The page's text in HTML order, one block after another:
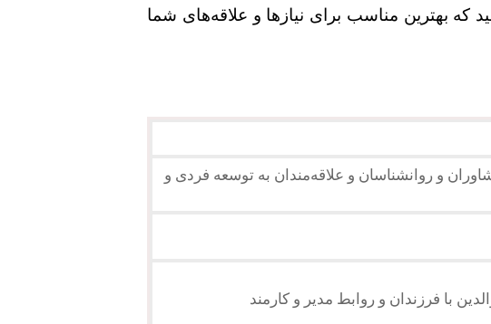
که بهترین مناسب برای نیازها و علاقه‌های شما
و روانشناسان و علاقه‌مندان به توسعه فردی و
با فرزندان و روابط مدیر و کارمند